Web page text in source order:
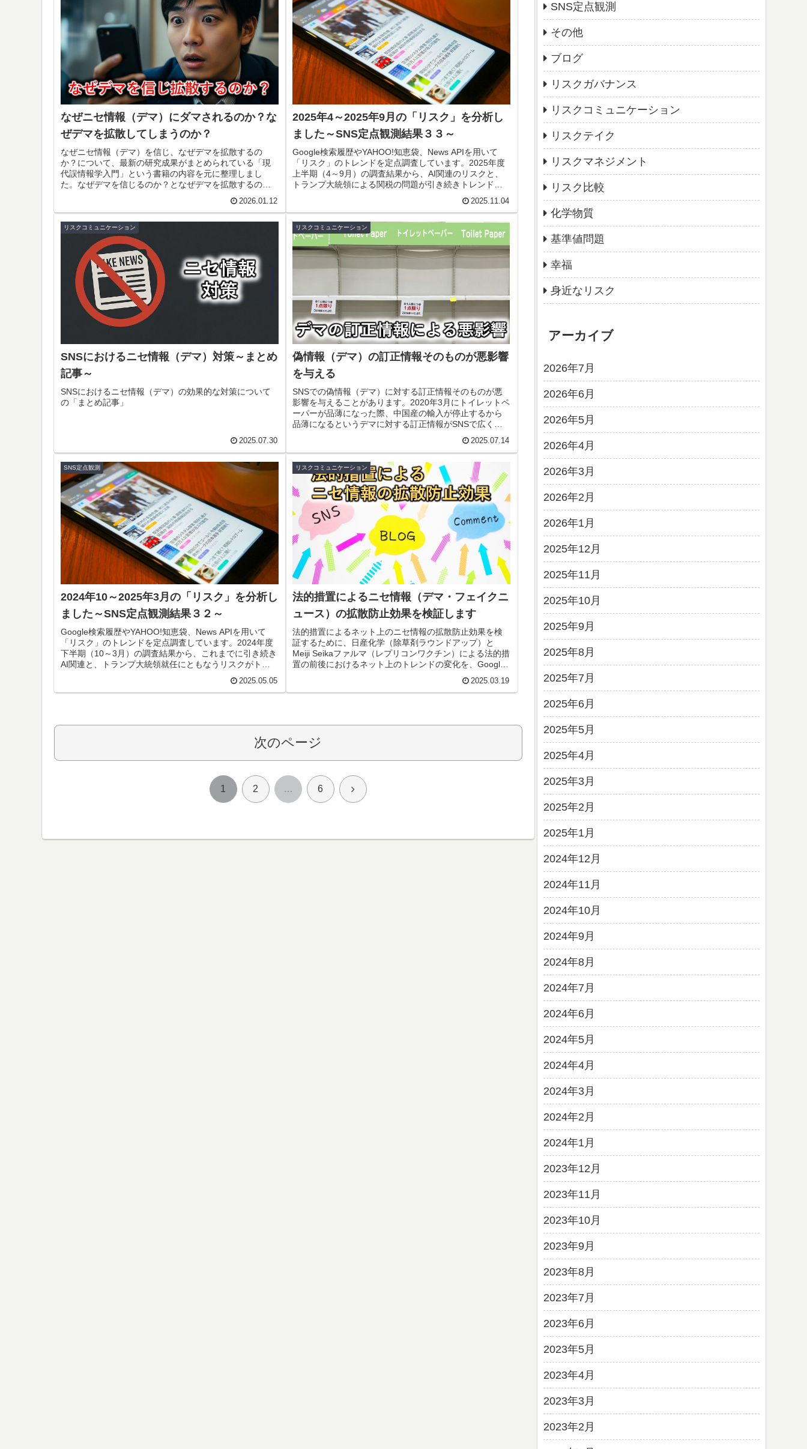
なぜニセ情報（デマ）にダマされるのか？な
ぜデマを拡散してしまうのか？
なぜニセ情報（デマ）を信じ、なぜデマを拡散するの
か？について、最新の研究成果がまとめられている「現
代誤情報学入門」という書籍の内容を元に整理しまし
た。なぜデマを信じるのか？となぜデマを拡散するの
2026.01.12
2025年4～2025年9月の「リスク」を分析し
ました～SNS定点観測結果３３～
Google検索履歴やYAHOO!知恵袋、News APIを用いて
「リスク」のトレンドを定点調査しています。2025年度
上半期（4～9月）の調査結果から、AI関連のリスクと、
トランプ大統領による関税の問題が引き続きトレンドに
2025.11.04
リスクコミュニケーション
SNSにおけるニセ情報（デマ）対策～まとめ
記事～
SNSにおけるニセ情報（デマ）の効果的な対策について
の「まとめ記事」
2025.07.30
リスクコミュニケーション
偽情報（デマ）の訂正情報そのものが悪影響
を与える
SNSでの偽情報（デマ）に対する訂正情報そのものが悪
影響を与えることがあります。2020年3月にトイレットペ
ーパーが品薄になった際、中国産の輸入が停止するから
品薄になるというデマに対する訂正情報がSNSで広く拡
散され、その訂正情報そのものがトイレットペーパーの
2025.07.14
SNS定点観測
2024年10～2025年3月の「リスク」を分析し
ました～SNS定点観測結果３２～
Google検索履歴やYAHOO!知恵袋、News APIを用いて
「リスク」のトレンドを定点調査しています。2024年度
下半期（10～3月）の調査結果から、これまでに引き続き
AI関連と、トランプ大統領就任にともなうリスクがトレ
2025.05.05
リスクコミュニケーション
法的措置によるニセ情報（デマ・フェイクニ
ュース）の拡散防止効果を検証します
法的措置によるネット上のニセ情報の拡散防止効果を検
証するために、日産化学（除草剤ラウンドアップ）と
Meiji Seikaファルマ（レプリコンワクチン）による法的措
置の前後におけるネット上のトレンドの変化を、Google
2025.03.19
次のページ
1 2 … 6 次
SNS定点観測
その他
ブログ
リスクガバナンス
リスクコミュニケーション
リスクテイク
リスクマネジメント
リスク比較
化学物質
基準値問題
幸福
身近なリスク
アーカイブ
2026年7月
2026年6月
2026年5月
2026年4月
2026年3月
2026年2月
2026年1月
2025年12月
2025年11月
2025年10月
2025年9月
2025年8月
2025年7月
2025年6月
2025年5月
2025年4月
2025年3月
2025年2月
2025年1月
2024年12月
2024年11月
2024年10月
2024年9月
2024年8月
2024年7月
2024年6月
2024年5月
2024年4月
2024年3月
2024年2月
2024年1月
2023年12月
2023年11月
2023年10月
2023年9月
2023年8月
2023年7月
2023年6月
2023年5月
2023年4月
2023年3月
2023年2月